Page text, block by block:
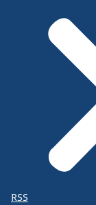
RSS